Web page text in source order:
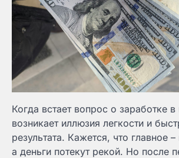
Когда встает вопрос о заработке в
возникает иллюзия легкости и
результата. Кажется, что главное
а деньги потекут рекой. Но после